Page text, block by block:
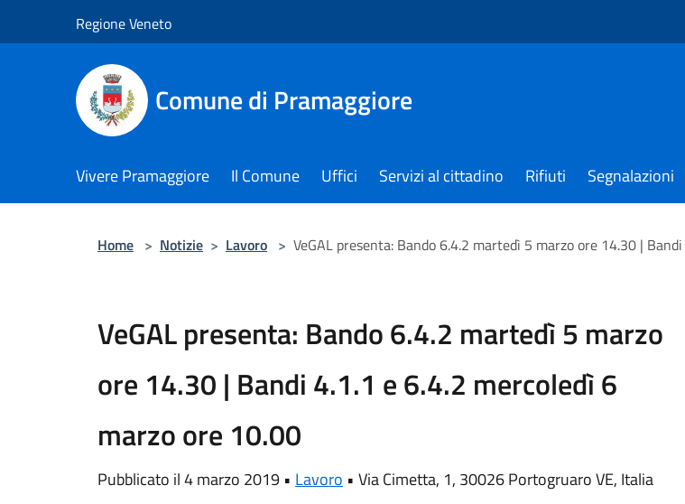
Regione Veneto
Comune di Pramaggiore
Vivere Pramaggiore Il Comune Uffici Servizi al cittadino Rifiuti Segnalazioni
Home > Notizie > Lavoro > VeGAL presenta: Bando 6.4.2 martedì 5 marzo ore 14.30 |
VeGAL presenta: Bando 6.4.2 martedì 5 marzo
ore 14.30 | Bandi 4.1.1 e 6.4.2 mercoledì 6
marzo ore 10.00
Pubblicato il 4 marzo 2019 • Lavoro • Via Cimetta, 1, 30026 Portogruaro VE, Italia